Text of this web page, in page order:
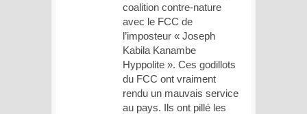
coalition contre-nature
avec le FCC de
l’imposteur « Joseph
Kabila Kanambe
Hyppolite ». Ces godillots
du FCC ont vraiment
rendu un mauvais service
au pays. Ils ont pillé les